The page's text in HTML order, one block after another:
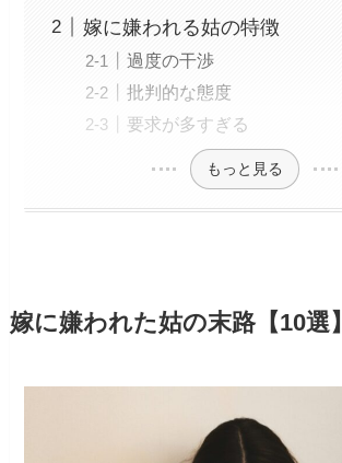
嫁に嫌われる姑の特徴
過度の干渉
批判的な態度
要求が多すぎる
もっと見る
嫁に嫌われた姑の末路【10選】